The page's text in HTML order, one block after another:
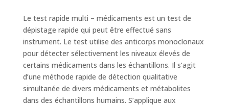
Le test rapide multi – médicaments est un test de
dépistage rapide qui peut être effectué sans
instrument. Le test utilise des anticorps monoclonaux
pour détecter sélectivement les niveaux élevés de
certains médicaments dans les échantillons. Il s’agit
d’une méthode rapide de détection qualitative
simultanée de divers médicaments et métabolites
dans des échantillons humains. S’applique aux